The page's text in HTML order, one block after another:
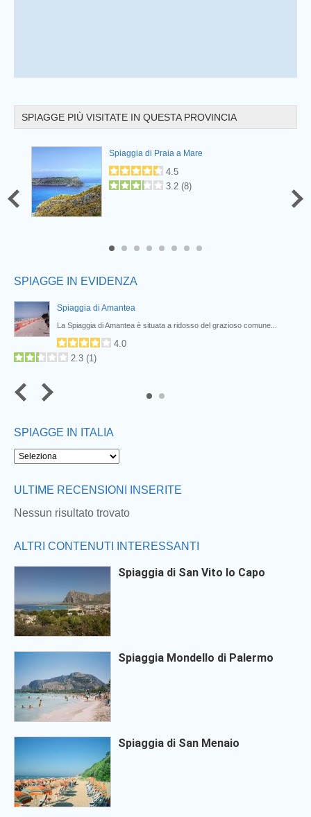
SPIAGGE PIÙ VISITATE IN QUESTA PROVINCIA
Spiaggia di Praia a Mare
4.5
3.2 (8)
SPIAGGE IN EVIDENZA
Spiaggia di Amantea
La Spiaggia di Amantea è situata a ridosso del grazioso comune...
4.0
2.3 (1)
SPIAGGE IN ITALIA
ULTIME RECENSIONI INSERITE
Nessun risultato trovato
ALTRI CONTENUTI INTERESSANTI
Spiaggia di San Vito lo Capo
Spiaggia Mondello di Palermo
Spiaggia di San Menaio